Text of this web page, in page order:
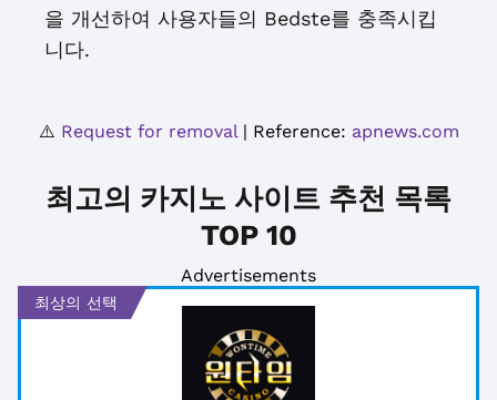
을 개선하여 사용자들의 Bedste를 충족시킵
니다.
⚠️ Request for removal| Reference: apnews.com
최고의 카지노 사이트 추천 목록
TOP 10
Advertisements
최상의 선택